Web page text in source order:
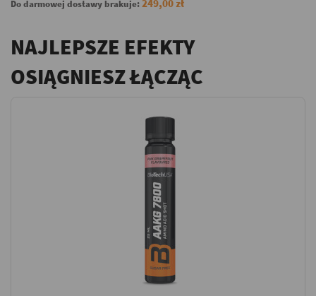
Do darmowej dostawy brakuje:249,00 zł
NAJLEPSZE EFEKTY
OSIĄGNIESZ ŁĄCZĄC